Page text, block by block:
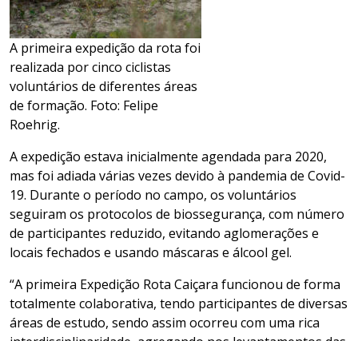
A primeira expedição da rota foi
realizada por cinco ciclistas
voluntários de diferentes áreas
de formação. Foto: Felipe
Roehrig.
A expedição estava inicialmente agendada para 2020,
mas foi adiada várias vezes devido à pandemia de Covid-
19. Durante o período no campo, os voluntários
seguiram os protocolos de biossegurança, com número
de participantes reduzido, evitando aglomerações e
locais fechados e usando máscaras e álcool gel.
“A primeira Expedição Rota Caiçara funcionou de forma
totalmente colaborativa, tendo participantes de diversas
áreas de estudo, sendo assim ocorreu com uma rica